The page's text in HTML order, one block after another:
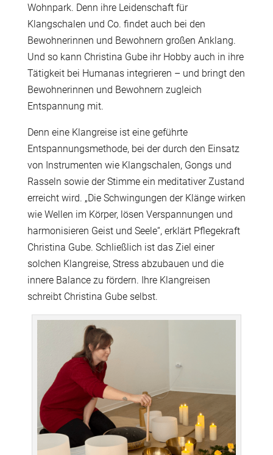
Wohnpark. Denn ihre Leidenschaft für
Klangschalen und Co. findet auch bei den
Bewohnerinnen und Bewohnern großen Anklang.
Und so kann Christina Gube ihr Hobby auch in ihre
Tätigkeit bei Humanas integrieren – und bringt den
Bewohnerinnen und Bewohnern zugleich
Entspannung mit.
Denn eine Klangreise ist eine geführte
Entspannungsmethode, bei der durch den Einsatz
von Instrumenten wie Klangschalen, Gongs und
Rasseln sowie der Stimme ein meditativer Zustand
erreicht wird. „Die Schwingungen der Klänge wirken
wie Wellen im Körper, lösen Verspannungen und
harmonisieren Geist und Seele“, erklärt Pflegekraft
Christina Gube. Schließlich ist das Ziel einer
solchen Klangreise, Stress abzubauen und die
innere Balance zu fördern. Ihre Klangreisen
schreibt Christina Gube selbst.